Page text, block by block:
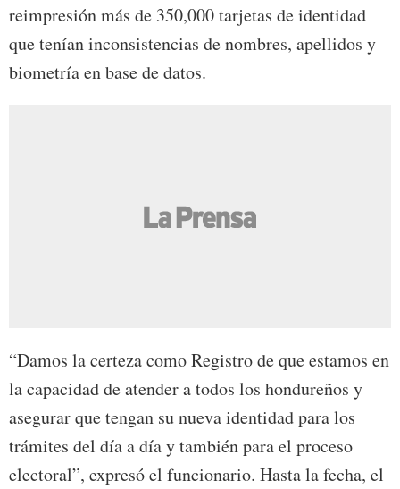
reimpresión más de 350,000 tarjetas de identidad
que tenían inconsistencias de nombres, apellidos y
biometría en base de datos.
“Damos la certeza como Registro de que estamos en
la capacidad de atender a todos los hondureños y
asegurar que tengan su nueva identidad para los
trámites del día a día y también para el proceso
electoral”, expresó el funcionario. Hasta la fecha, el